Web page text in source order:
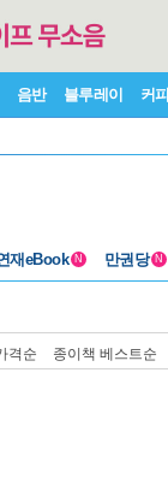
음반 블루레이 커피
재eBook N 만권당 N
격순 종이책 베스트순